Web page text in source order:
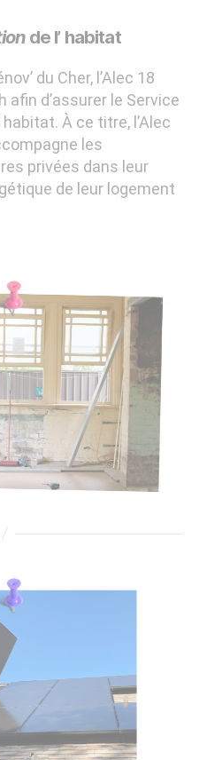
de l’ habitat
du Cher, l’Alec 18
afin d’assurer le Service
À ce titre, l’Alec
les
privées dans leur
de leur logement